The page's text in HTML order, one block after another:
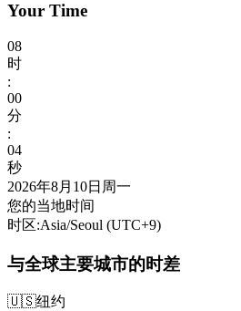
Your Time
08
时
:
00
分
:
06
秒
2026年8月10日周一
您的当地时间
时区:Asia/Seoul (UTC+9)
与全球主要城市的时差
🇺🇸纽约